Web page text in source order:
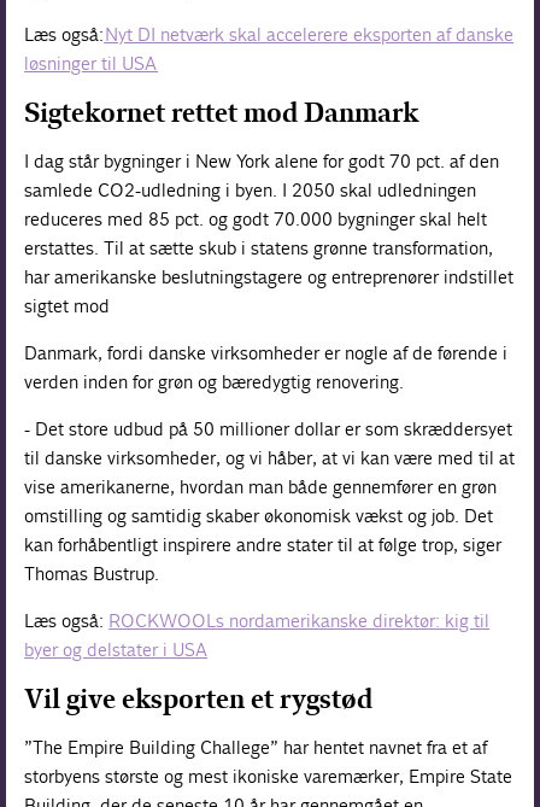
Læs også:Nyt DI netværk skal accelerere eksporten af danske
løsninger til USA
Sigtekornet rettet mod Danmark
I dag står bygninger i New York alene for godt 70 pct. af den
samlede CO2-udledning i byen. I 2050 skal udledningen
reduceres med 85 pct. og godt 70.000 bygninger skal helt
erstattes. Til at sætte skub i statens grønne transformation,
har amerikanske beslutningstagere og entreprenører indstillet
sigtet mod
Danmark, fordi danske virksomheder er nogle af de førende i
verden inden for grøn og bæredygtig renovering.
- Det store udbud på 50 millioner dollar er som skræddersyet
til danske virksomheder, og vi håber, at vi kan være med til at
vise amerikanerne, hvordan man både gennemfører en grøn
omstilling og samtidig skaber økonomisk vækst og job. Det
kan forhåbentligt inspirere andre stater til at følge trop, siger
Thomas Bustrup.
Læs også: ROCKWOOLs nordamerikanske direktør: kig til
byer og delstater i USA
Vil give eksporten et rygstød
”The Empire Building Challege” har hentet navnet fra et af
storbyens største og mest ikoniske varemærker, Empire State